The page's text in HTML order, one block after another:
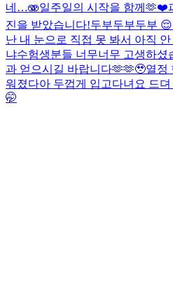
네…🫨일주일의 시작을 함께🫶❤️
진을 받았습니다!두부두부두부 😌
난 내 눈으로 직접 못 봐서 아직 안
냐수험생분들 너무너무 고생하셨
과 얻으시길 바랍니다🫶🫶🥹열정
워졌다아 두껍게 입고다녀요 드
🤭